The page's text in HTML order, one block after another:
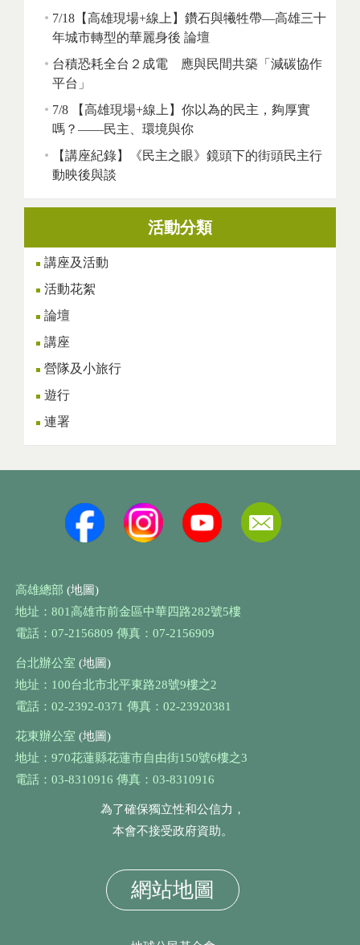
7/18【高雄現場+線上】鑽石與犧牲帶—高雄三十
年城市轉型的華麗身後 論壇
台積恐耗全台２成電 應與民間共築「減碳協作
平台」
7/8 【高雄現場+線上】你以為的民主，夠厚實
嗎？——民主、環境與你
【講座紀錄】《民主之眼》鏡頭下的街頭民主行
動映後與談
活動分類
講座及活動
活動花絮
論壇
講座
營隊及小旅行
遊行
連署
高雄總部 (地圖)
地址：801高雄市前金區中華四路282號5樓
電話：07-2156809 傳真：07-2156909
台北辦公室 (地圖)
地址：100台北市北平東路28號9樓之2
電話：02-2392-0371 傳真：02-23920381
花東辦公室 (地圖)
地址：970花蓮縣花蓮市自由街150號6樓之3
電話：03-8310916 傳真：03-8310916
為了確保獨立性和公信力，
本會不接受政府資助。
網站地圖